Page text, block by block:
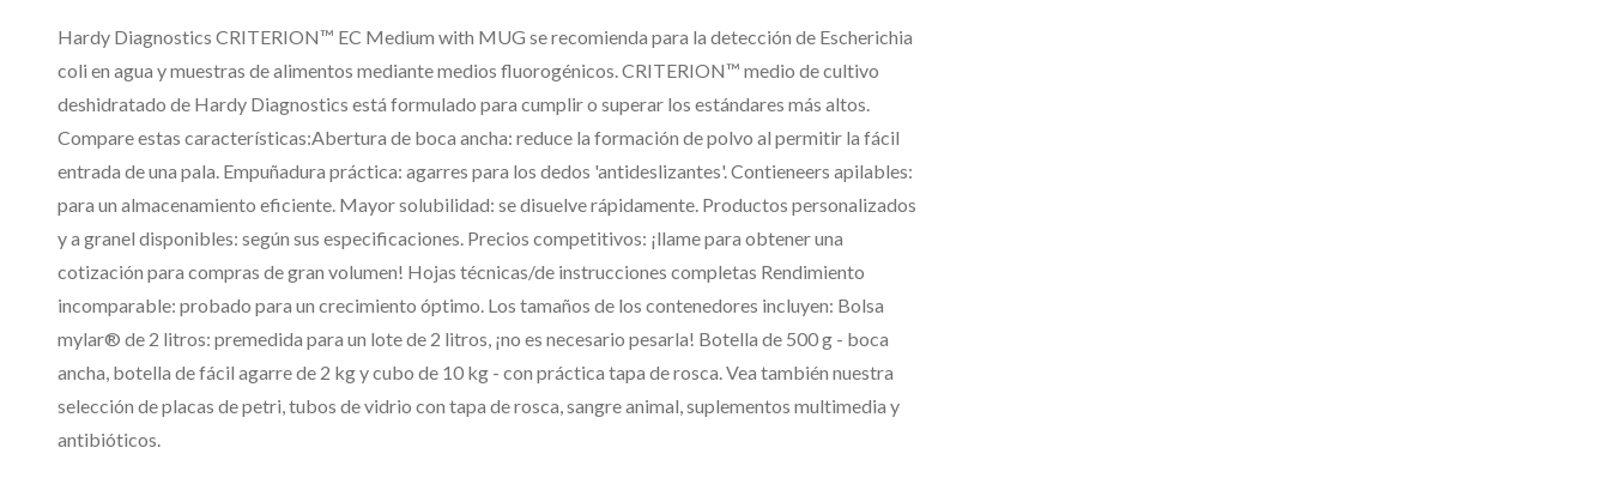
Hardy Diagnostics CRITERION™ EC Medium with MUG se recomienda para la detección de Escherichia
coli en agua y muestras de alimentos mediante medios fluorogénicos. CRITERION™ medio de cultivo
deshidratado de Hardy Diagnostics está formulado para cumplir o superar los estándares más altos.
Compare estas características:Abertura de boca ancha: reduce la formación de polvo al permitir la fácil
entrada de una pala. Empuñadura práctica: agarres para los dedos 'antideslizantes'. Contieneers apilables:
para un almacenamiento eficiente. Mayor solubilidad: se disuelve rápidamente. Productos personalizados
y a granel disponibles: según sus especificaciones. Precios competitivos: ¡llame para obtener una
cotización para compras de gran volumen! Hojas técnicas/de instrucciones completas Rendimiento
incomparable: probado para un crecimiento óptimo. Los tamaños de los contenedores incluyen: Bolsa
mylar® de 2 litros: premedida para un lote de 2 litros, ¡no es necesario pesarla! Botella de 500 g - boca
ancha, botella de fácil agarre de 2 kg y cubo de 10 kg - con práctica tapa de rosca. Vea también nuestra
selección de placas de petri, tubos de vidrio con tapa de rosca, sangre animal, suplementos multimedia y
antibióticos.